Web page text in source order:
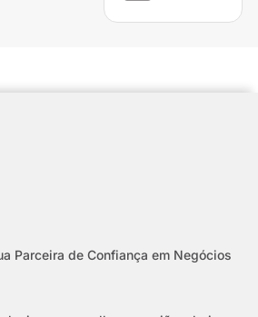
Parceira de Confiança em Negócios